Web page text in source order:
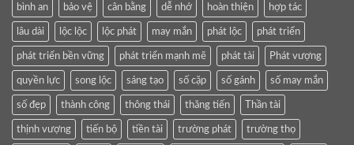
bình an bảo vệ cân bằng dễ nhớ hoàn thiện hợp tác
lâu dài lộc lộc lộc phát may mắn phát lộc phát triển
phát triển bền vững phát triển mạnh mẽ phát tài Phát vượng
quyền lực song lộc sáng tạo số cặp số gánh số may mắn
số đẹp thành công thông thái thăng tiến Thần tài
thịnh vượng tiến bộ tiền tài trường phát trường thọ